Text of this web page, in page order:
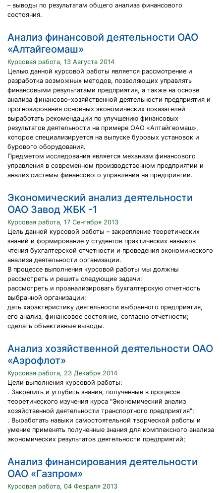
– выводы по результатам общего анализа финансового
состояния.
Анализ финансовой деятельности ОАО
«Алтайгеомаш»
Курсовая работа, 13 Августа 2014
Целью данной курсовой работы является рассмотрение и
разработка возможных методов, позволяющих управлять
финансовыми результатами предприятия, а также на основе
анализа финансово-хозяйственной деятельности предприятия и
прогнозирования основных экономических показателей
выработать рекомендации по улучшению финансовых
результатов деятельности на примере ОАО «Алтайгеомаш»,
которое специализируется на выпуске буровых установок и
бурового оборудования.
Предметом исследования является механизм финансового
управления в современном производственном предприятии и
анализ системы финансового управления на предприятии.
Экономический анализ деятельности
ОАО Завод ЖБК -1
Курсовая работа, 17 Сентября 2013
Цель данной курсовой работы – закрепление теоретических
знаний и формирование у студентов практических навыков
чтения бухгалтерской отчетности и проведения экономического
анализа деятельности организации.
В процессе выполнения курсовой работы мы должны
рассмотреть и решить следующие задачи:
рассмотреть и проанализировать бухгалтерскую отчетность
выбранной организации;
дать характеристику деятельности выбранного предприятия,
его анализ, финансовое состояние, согласно отчетности;
сделать объективные выводы.
Анализ хозяйственной деятельности ОАО
«Аэрофлот»
Курсовая работа, 23 Декабря 2014
Цели выполнения курсовой работы:
. Закрепить и углубить знания, полученные в процессе
теоретического изучения курса "Экономический анализ
хозяйственной деятельности транспортного предприятия";
. Выработать навыки самостоятельной творческой работы и
умение применять полученные знания для комплексного анализа
экономических результатов деятельности предприятий;
Анализ финансирования деятельности
ОАО «Газпром»
Курсовая работа, 04 Февраля 2013